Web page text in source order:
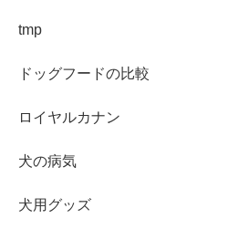
tmp
ドッグフードの比較
ロイヤルカナン
犬の病気
犬用グッズ